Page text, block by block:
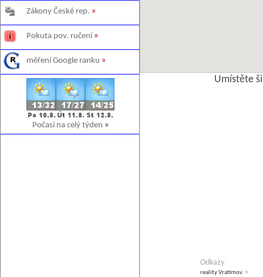
Zákony České rep. »
Pokuta pov. ručení »
měření Google ranku »
Počasí na celý týden »
Umístěte
Odkazy
reality Vratimov »